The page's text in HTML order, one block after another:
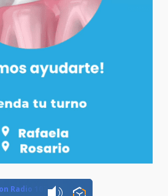
Sensation Radio 107.5 Neuquen